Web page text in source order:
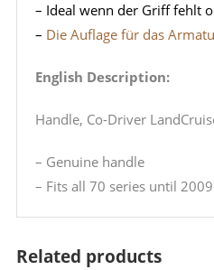
– Ideal wenn der Griff fehlt
– Die Auflage für das
English Description:
Handle, Co-Driver
– Genuine handle
– Fits all 70 series until 2009
Related products